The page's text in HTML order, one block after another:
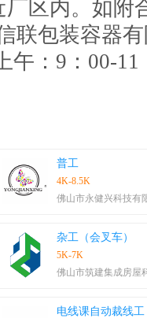
区内。如附
联包装容器
午：9：00-11
普工
4K-8.5K
佛山市永健兴科技有
杂工（会叉车）
5K-7K
佛山市筑建集成房屋
电线课自动裁线工